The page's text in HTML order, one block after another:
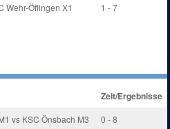
Wehr-Öflingen X1 1 - 7
Zeit/Ergebnisse
vs KSC Önsbach M3
0 - 8